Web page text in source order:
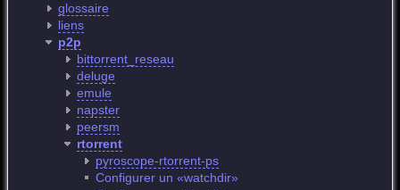
glossaire
liens
p2p
bittorrent_reseau
deluge
emule
napster
peersm
rtorrent
pyroscope-rtorrent-ps
Configurer un «watchdir»